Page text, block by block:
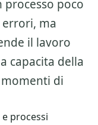
processo poco
ma
il lavoro
capacita della
di
processi